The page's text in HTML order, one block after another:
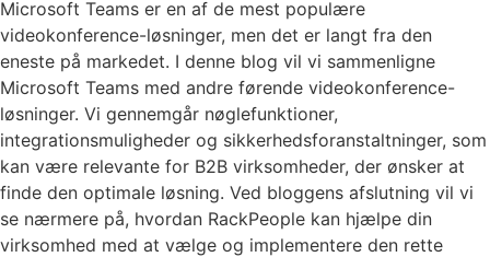
Microsoft Teams er en af de mest populære
videokonference-løsninger, men det er langt fra den
eneste på markedet. I denne blog vil vi sammenligne
Microsoft Teams med andre førende videokonference-
løsninger. Vi gennemgår nøglefunktioner,
integrationsmuligheder og sikkerhedsforanstaltninger, som
kan være relevante for B2B virksomheder, der ønsker at
finde den optimale løsning. Ved bloggens afslutning vil vi
se nærmere på, hvordan RackPeople kan hjælpe din
virksomhed med at vælge og implementere den rette